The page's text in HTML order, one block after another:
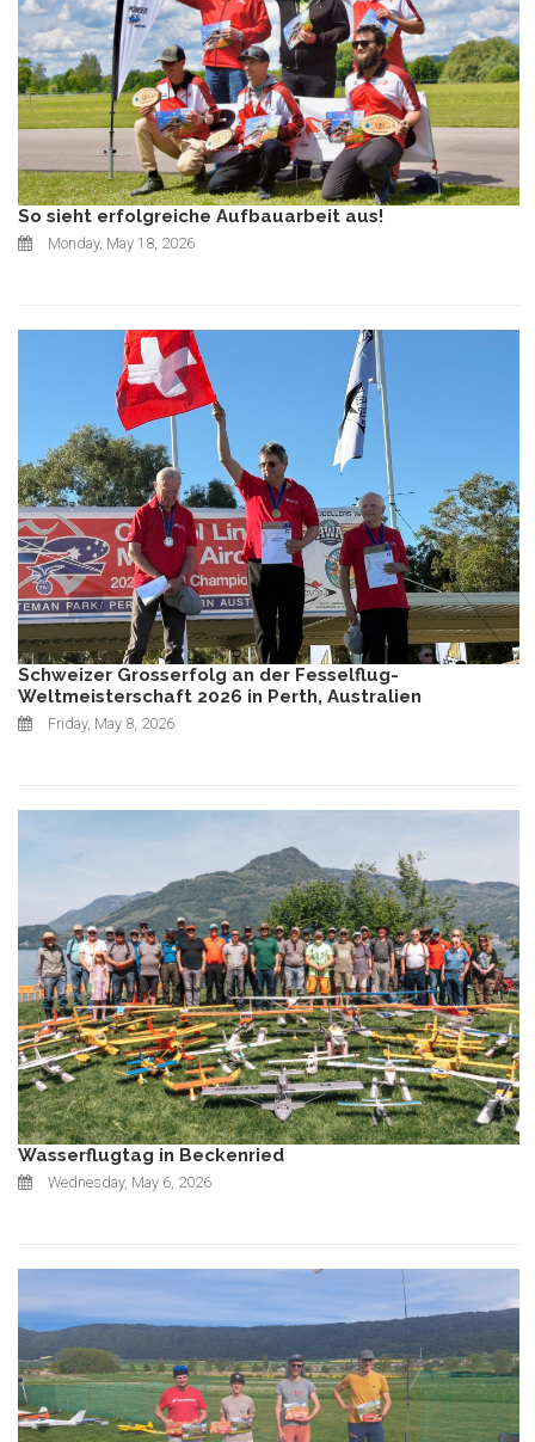
So sieht erfolgreiche Aufbauarbeit aus!
Monday, May 18, 2026
Schweizer Grosserfolg an der Fesselflug-
Weltmeisterschaft 2026 in Perth, Australien
Friday, May 8, 2026
Wasserflugtag in Beckenried
Wednesday, May 6, 2026